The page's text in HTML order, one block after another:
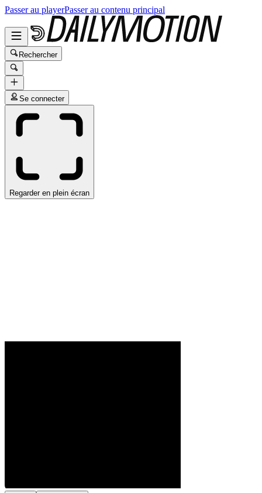
Passer au playerPasser au contenu principal
Rechercher
Se connecter
Regarder en plein écran